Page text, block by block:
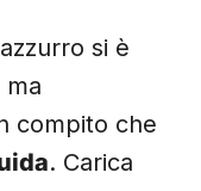
si è
ma
compito che
. Carica